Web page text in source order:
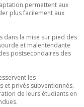
permettent aux
plus facilement aux
la mise sur pied des
et malentendante
postsecondaires des
les
et privés subventionnés.
de leurs étudiants en